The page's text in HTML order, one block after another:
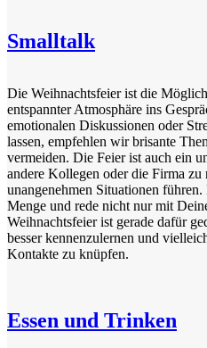
Smalltalk
Die Weihnachtsfeier ist die
entspannter Atmosphäre ins
emotionalen Diskussionen oder
lassen, empfehlen wir brisante
vermeiden. Die Feier ist auch ein
andere Kollegen oder die Firma zu
unangenehmen Situationen
Menge und rede nicht nur mit
Weihnachtsfeier ist gerade dafür
besser kennenzulernen und
Kontakte zu knüpfen.
Essen und Trinken